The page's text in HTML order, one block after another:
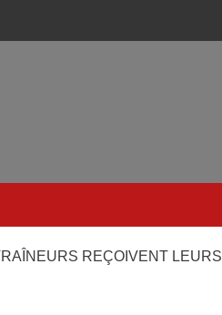
REÇOIVENT LEURS